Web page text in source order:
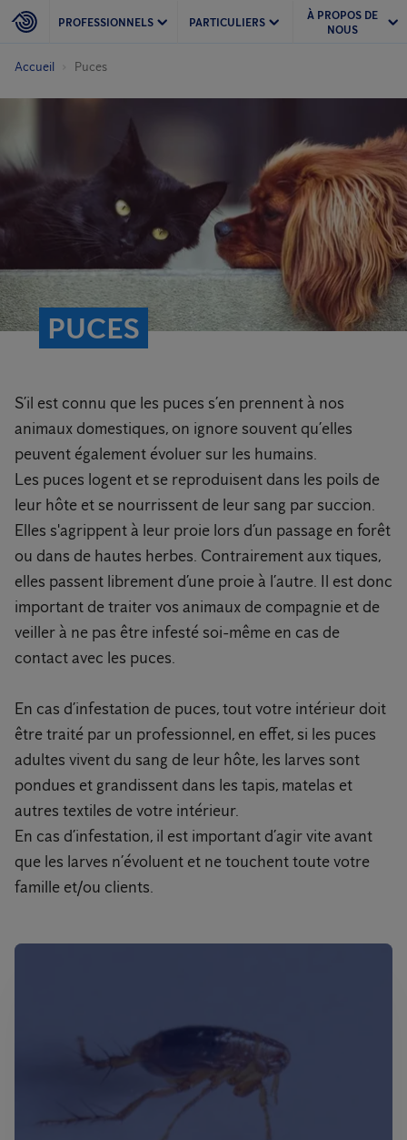
PROFESSIONNELS PARTICULIERS
À PROPOS DE
NOUS
Accueil Puces
PUCES
S’il est connu que les puces s’en prennent à nos
animaux domestiques, on ignore souvent qu’elles
peuvent également évoluer sur les humains.
Les puces logent et se reproduisent dans les poils de
leur hôte et se nourrissent de leur sang par succion.
Elles s'agrippent à leur proie lors d’un passage en forêt
ou dans de hautes herbes. Contrairement aux tiques,
elles passent librement d’une proie à l’autre. Il est donc
important de traiter vos animaux de compagnie et de
veiller à ne pas être infesté soi-même en cas de
contact avec les puces.
En cas d’infestation de puces, tout votre intérieur doit
être traité par un professionnel, en effet, si les puces
adultes vivent du sang de leur hôte, les larves sont
pondues et grandissent dans les tapis, matelas et
autres textiles de votre intérieur.
En cas d’infestation, il est important d’agir vite avant
que les larves n’évoluent et ne touchent toute votre
famille et/ou clients.